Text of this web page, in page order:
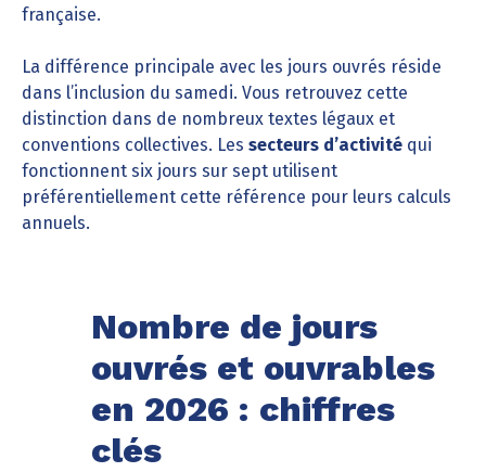
française.
La différence principale avec les jours ouvrés réside
dans l’inclusion du samedi. Vous retrouvez cette
distinction dans de nombreux textes légaux et
conventions collectives. Les secteurs d’activité qui
fonctionnent six jours sur sept utilisent
préférentiellement cette référence pour leurs calculs
annuels.
Nombre de jours
ouvrés et ouvrables
en 2026 : chiffres
clés